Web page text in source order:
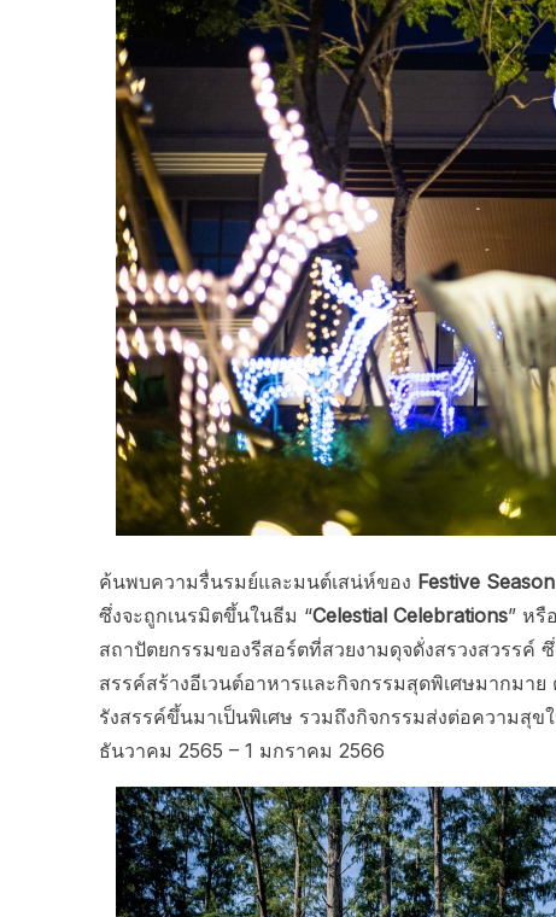
ค้นพบความรื่นรมย์และมนต์เสน่ห์ของ Festive Season
ซึ่งจะถูกเนรมิตขึ้นในธีม “Celestial Celebrations” หรื
สถาปัตยกรรมของรีสอร์ตที่สวยงามดุจดั่งสรวงสวรรค์
สรรค์สร้างอีเวนต์อาหารและกิจกรรมสุดพิเศษมากมา
รังสรรค์ขึ้นมาเป็นพิเศษ รวมถึงกิจกรรมส่งต่อความสุ
ธันวาคม 2565 – 1 มกราคม 2566